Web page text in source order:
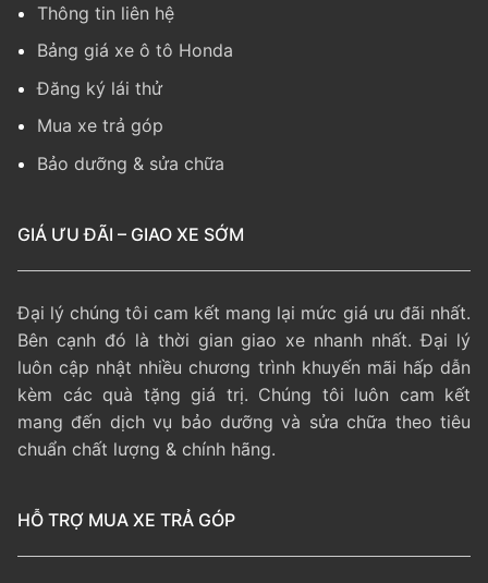
Thông tin liên hệ
Bảng giá xe ô tô Honda
Đăng ký lái thử
Mua xe trả góp
Bảo dưỡng & sửa chữa
GIÁ ƯU ĐÃI – GIAO XE SỚM
Đại lý chúng tôi cam kết mang lại mức giá ưu đãi nhất.
Bên cạnh đó là thời gian giao xe nhanh nhất. Đại lý
luôn cập nhật nhiều chương trình khuyến mãi hấp dẫn
kèm các quà tặng giá trị. Chúng tôi luôn cam kết
mang đến dịch vụ bảo dưỡng và sửa chữa theo tiêu
chuẩn chất lượng & chính hãng.
HỖ TRỢ MUA XE TRẢ GÓP